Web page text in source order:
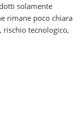
solamente
rimane poco chiara
tecnologico,